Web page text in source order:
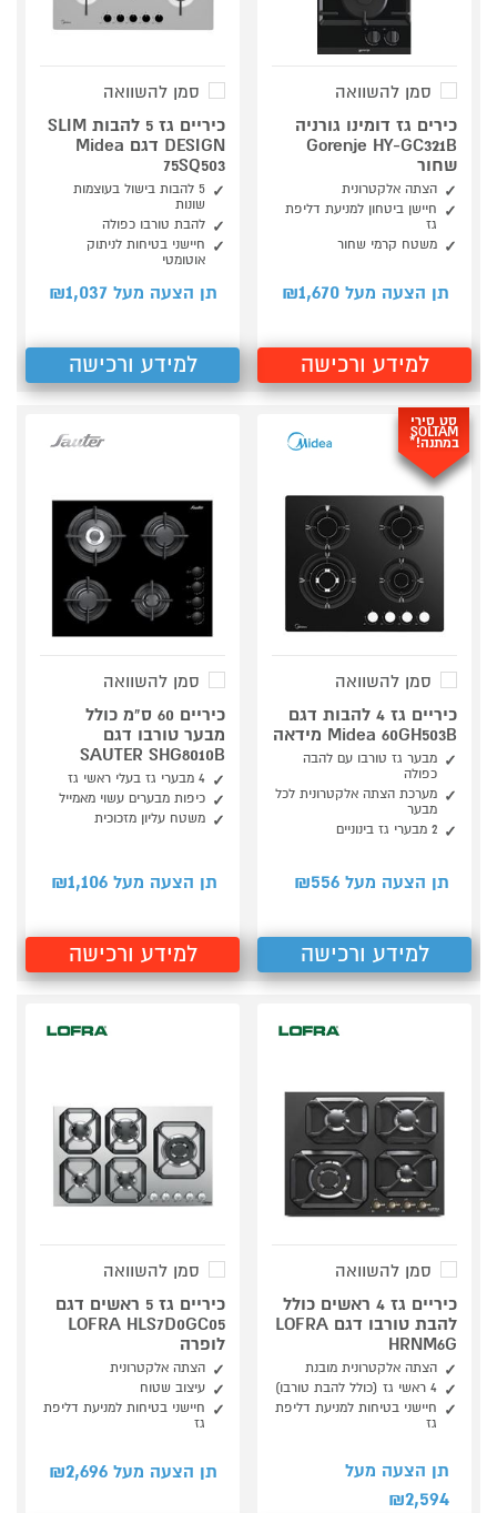
סמן להשוואה
כירים גז דומינו גורניה
Gorenje HY-GC321B
שחור
הצתה אלקטרונית
חיישן ביטחון למניעת דליפת
גז
משטח קרמי שחור
תן הצעה מעל ₪ 1,670
למידע ורכישה
סמן להשוואה
כיריים גז 5 להבות SLIM
DESIGN דגם Midea
75SQ503
5 להבות בישול בעוצמות
שונות
להבת טורבו כפולה
חיישני בטיחות לניתוק
אוטומטי
תן הצעה מעל ₪ 1,037
למידע ורכישה
סט סירי
SOLTAM
במתנה!*
סמן להשוואה
כיריים גז 4 להבות דגם
Midea 60GH503B מידאה
מבער גז טורבו עם להבה
כפולה
מערכת הצתה אלקטרונית לכל
מבער
2 מבערי גז בינוניים
תן הצעה מעל ₪ 556
למידע ורכישה
סמן להשוואה
כיריים 60 ס"מ כולל
מבער טורבו דגם
SAUTER SHG8010B
4 מבערי גז בעלי ראשי גז
כיפות מבערים עשוי מאמייל
משטח עליון מזכוכית
תן הצעה מעל ₪ 1,106
למידע ורכישה
סמן להשוואה
כיריים גז 4 ראשים כולל
להבת טורבו דגם LOFRA
HRNM6G
הצתה אלקטרונית מובנת
4 ראשי גז (כולל להבת טורבו)
חיישני בטיחות למניעת דליפת
גז
תן הצעה מעל
₪2,594
סמן להשוואה
כיריים גז 5 ראשים דגם
LOFRA HLS7D0GC05
לופרה
הצתה אלקטרונית
עיצוב שטוח
חיישני בטיחות למניעת דליפת
גז
תן הצעה מעל ₪ 2,696